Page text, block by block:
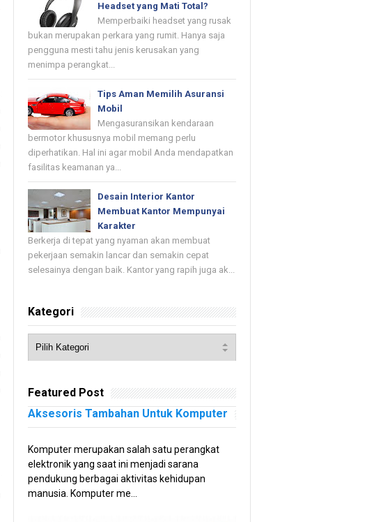
Headset yang Mati Total?
Memperbaiki headset yang rusak
bukan merupakan perkara yang rumit. Hanya saja
pengguna mesti tahu jenis kerusakan yang
menimpa perangkat...
Tips Aman Memilih Asuransi
Mobil
Mengasuransikan kendaraan
bermotor khususnya mobil memang perlu
diperhatikan. Hal ini agar mobil Anda mendapatkan
fasilitas keamanan ya...
Desain Interior Kantor
Membuat Kantor Mempunyai
Karakter
Berkerja di tepat yang nyaman akan membuat
pekerjaan semakin lancar dan semakin cepat
selesainya dengan baik. Kantor yang rapih juga ak...
Kategori
Featured Post
Aksesoris Tambahan Untuk Komputer
Komputer merupakan salah satu perangkat
elektronik yang saat ini menjadi sarana
pendukung berbagai aktivitas kehidupan
manusia. Komputer me...